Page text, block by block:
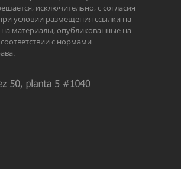
исключительно, с согласия
условии размещения ссылки на
на материалы, опубликованные на
с нормами